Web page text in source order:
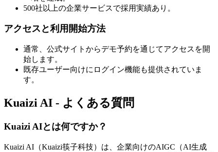
500社以上の企業サービスで採用実績あり。
アクセスと利用開始方法
通常、公式サイトからデモ予約を通じてアクセスを開
始します。
既存ユーザー向けにログイン機能も提供されていま
す。
Kuaizi AI - よくある質問
Kuaizi AIとは何ですか？
Kuaizi AI（Kuaizi筷子科技）は、企業向けのAIGC（AI生成